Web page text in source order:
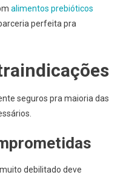
alimentos prebióticos
perfeita pra
seguros pra maioria das
debilitado deve